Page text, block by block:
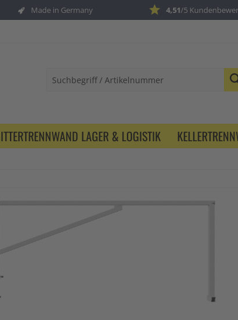
Made in Germany 4,51/5
LAGER & LOGISTIK